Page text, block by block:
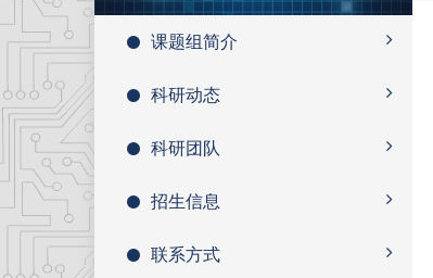
课题组简介
科研动态
科研团队
招生信息
联系方式